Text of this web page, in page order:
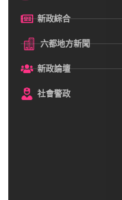
新政綜合
六都地方新聞
新政論壇
社會警政